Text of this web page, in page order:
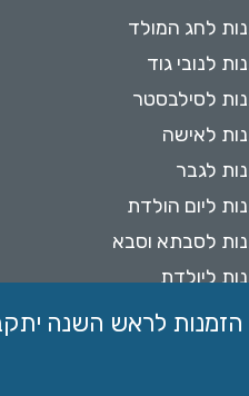
לחג המולד
לנובי גוד
לסילבסטר
לאישה
לגבר
ליום הולדת
לסבתא וסבא
ליולדת
לעובדים